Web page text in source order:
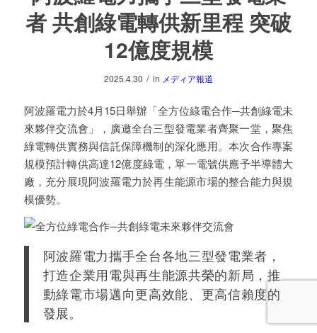
者 共創綠電轉供新里程 突破
12億度規模
2025.4.30 / in メディア報道
阿波羅電力於4月15日舉辦「全方位綠電合作─共創綠電未
來夥伴交流會」，廣邀全台三型發電業者齊聚一堂，聚焦
綠電轉供實務與信託保障機制的深化應用。本次合作專案
規模預計轉供高達12億度綠電，單一電號供應予半導體大
廠，充分展現阿波羅電力於再生能源市場的整合能力與規
模優勢。
阿波羅電力攜手全台各地三型發電業者，
打造企業用電與再生能源共榮的新局，推
動綠電市場邁向更高效能、更高信賴度的
發展。